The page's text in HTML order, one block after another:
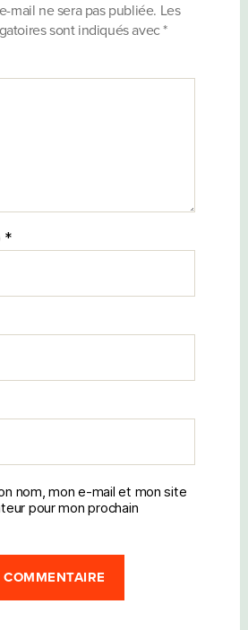
mail ne sera pas publiée. Les
sont indiqués avec*
nom, mon e-mail et mon site
pour mon prochain